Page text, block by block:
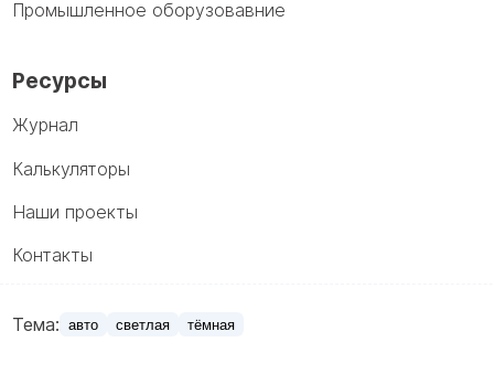
Промышленное оборузовавние
Ресурсы
Журнал
Калькуляторы
Наши проекты
Контакты
Тема: авто светлая тёмная